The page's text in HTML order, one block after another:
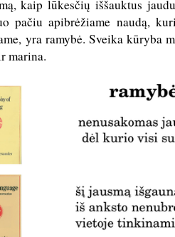
kaip lūkesčių iššauktus
pačiu apibrėžiame naudą,
yra ramybė. Sveika kūryba
marina.